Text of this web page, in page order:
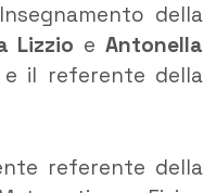
della
Lizzio eAntonella
e il referente della
referente della